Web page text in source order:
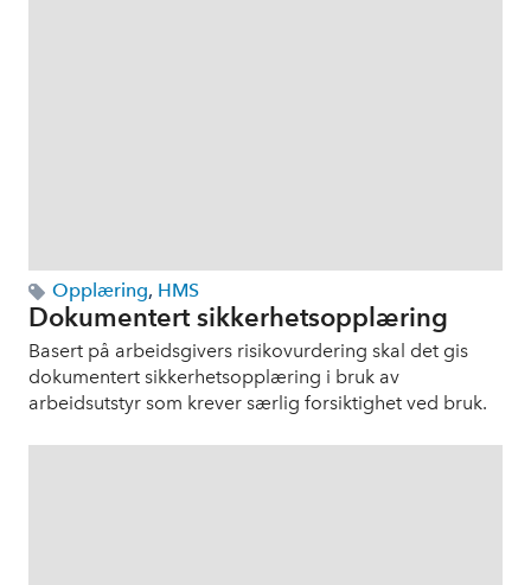
Opplæring, HMS
Dokumentert sikkerhetsopplæring
Basert på arbeidsgivers risikovurdering skal det gis
dokumentert sikkerhetsopplæring i bruk av
arbeidsutstyr som krever særlig forsiktighet ved bruk.